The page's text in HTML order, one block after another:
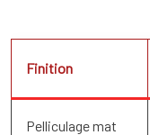
Finition
Pelliculage mat